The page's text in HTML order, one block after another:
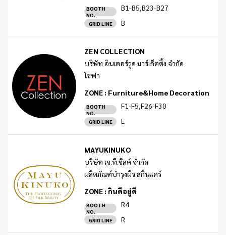
BOOTH
NO.
B1-B5,B23-B27
GRID LINE B
ZEN COLLECTION
บริษัท อินเตอร์วูด มาร์เก็ตติ้ง จำกัด
โซฟา
ZONE : Furniture&Home Decoration
BOOTH
NO.
F1-F5,F26-F30
GRID LINE E
MAYUKINUKO
บริษัท เจ.ที.ซิลค์ จำกัด
ผลิตภัณฑ์บำรุงผิว สกินแคร์
ZONE :กินดีอยู่ดี
BOOTH
NO.
R4
GRID LINE R